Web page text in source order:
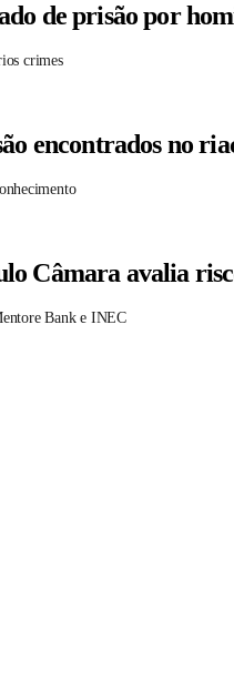
de prisão por
crimes
encontrados no
Câmara avalia
Bank e INEC